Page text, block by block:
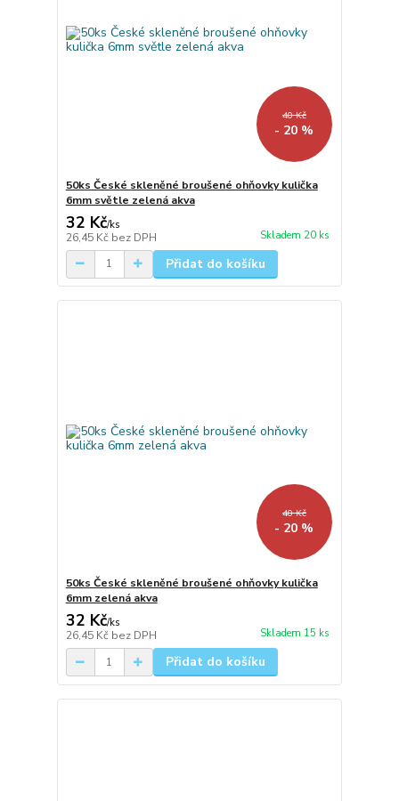
40 Kč
- 20 %
50ks České skleněné broušené ohňovky kulička
6mm světle zelená akva
32 Kč/ks
26,45 Kč bez DPH Skladem 20 ks
Přidat do košíku
40 Kč
- 20 %
50ks České skleněné broušené ohňovky kulička
6mm zelená akva
32 Kč/ks
26,45 Kč bez DPH Skladem 15 ks
Přidat do košíku